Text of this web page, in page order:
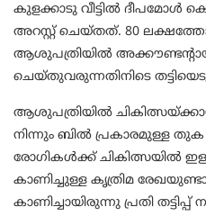
കുളക്കാടു വീട്ടിൽ ദീപമോൾ
അറസ്റ്റ് ചെയ്തത്. 80
ആശുപത്രിയിൽ
ചെയ്തുവരുന്നതിനിടെ
ആശുപത്രിയിൽ
നിന്നും ബിൽ പ്രകാരമുള്ള തുക
രോഗികൾക്ക് ചികിത്സയിൽ
കാണിച്ചുള്ള കൃത്രിമ
കാണിച്ചായിരുന്നു പ്രതി